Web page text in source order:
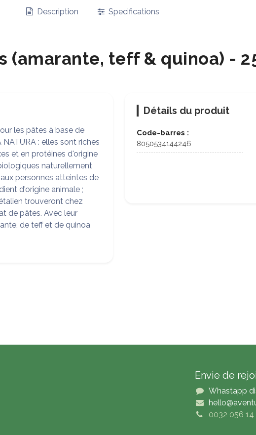
Description Specifications
(amarante, teff & quinoa) -
les pâtes à base de
: elles sont riches
et en protéines d'origine
naturellement
personnes atteintes de
d'origine animale ;
trouveront chez
de pâtes. Avec leur
de teff et de quinoa
Détails du produit
Code-barres :
8050534144246
Envie de
Whastapp
0032 056 14